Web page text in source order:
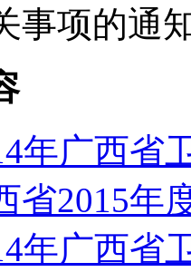
事项的通
年广西省
省2015年
年广西省